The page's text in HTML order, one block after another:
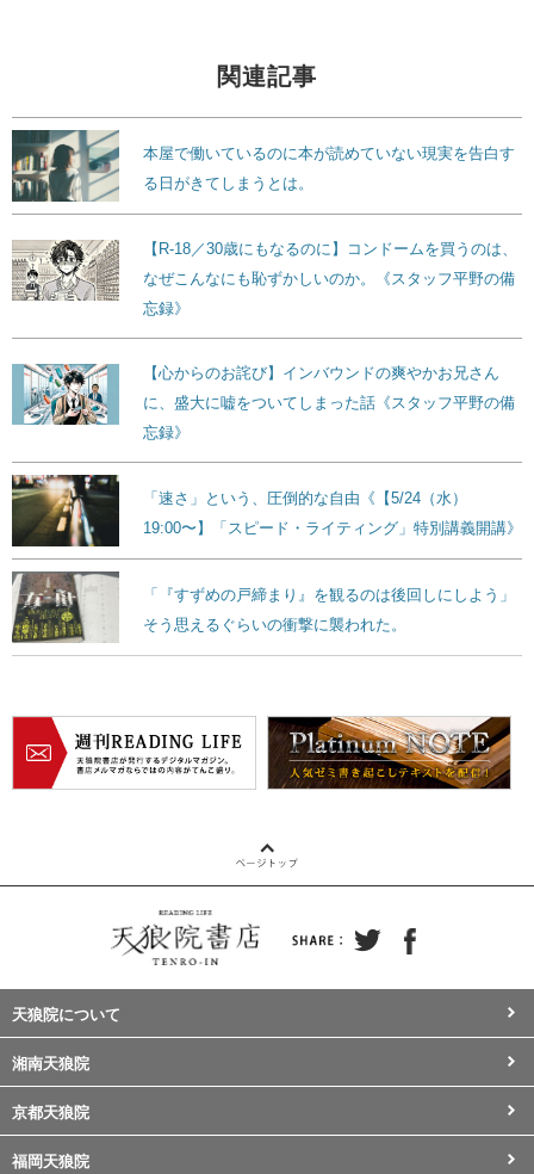
関連記事
本屋で働いているのに本が読めていない現実を告白す
る日がきてしまうとは。
【R-18／30歳にもなるのに】コンドームを買うのは、
なぜこんなにも恥ずかしいのか。《スタッフ平野の備
忘録》
【心からのお詫び】インバウンドの爽やかお兄さん
に、盛大に嘘をついてしまった話《スタッフ平野の備
忘録》
「速さ」という、圧倒的な自由《【5/24（水）
19:00〜】「スピード・ライティング」特別講義開講》
「『すずめの戸締まり』を観るのは後回しにしよう」
そう思えるぐらいの衝撃に襲われた。
天狼院について
湘南天狼院
京都天狼院
福岡天狼院